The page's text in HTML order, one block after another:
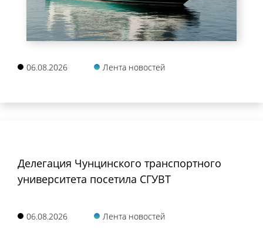
06.08.2026 Лента новостей
Делегация Чунцинского транспортного
университета посетила СГУВТ
06.08.2026 Лента новостей